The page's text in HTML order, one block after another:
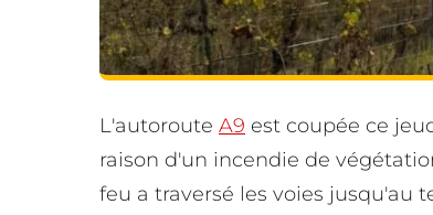
L'autoroute A9 est coupée ce
raison d'un incendie de
feu a traversé les voies jusqu'au